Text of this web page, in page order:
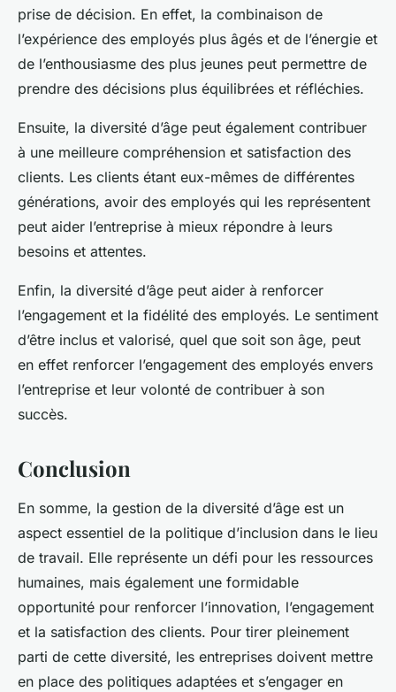
prise de décision. En effet, la combinaison de
l’expérience des employés plus âgés et de l’énergie et
de l’enthousiasme des plus jeunes peut permettre de
prendre des décisions plus équilibrées et réfléchies.
Ensuite, la diversité d’âge peut également contribuer
à une meilleure compréhension et satisfaction des
clients. Les clients étant eux-mêmes de différentes
générations, avoir des employés qui les représentent
peut aider l’entreprise à mieux répondre à leurs
besoins et attentes.
Enfin, la diversité d’âge peut aider à renforcer
l’engagement et la fidélité des employés. Le sentiment
d’être inclus et valorisé, quel que soit son âge, peut
en effet renforcer l’engagement des employés envers
l’entreprise et leur volonté de contribuer à son
succès.
Conclusion
En somme, la gestion de la diversité d’âge est un
aspect essentiel de la politique d’inclusion dans le lieu
de travail. Elle représente un défi pour les ressources
humaines, mais également une formidable
opportunité pour renforcer l’innovation, l’engagement
et la satisfaction des clients. Pour tirer pleinement
parti de cette diversité, les entreprises doivent mettre
en place des politiques adaptées et s’engager en